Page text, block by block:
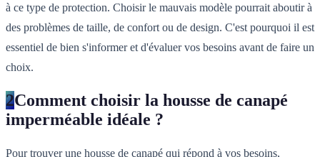
à ce type de protection. Choisir le mauvais modèle pourrait aboutir à
des problèmes de taille, de confort ou de design. C'est pourquoi il est
essentiel de bien s'informer et d'évaluer vos besoins avant de faire un
choix.
2Comment choisir la housse de canapé
imperméable idéale ?
Pour trouver une housse de canapé qui répond à vos besoins,